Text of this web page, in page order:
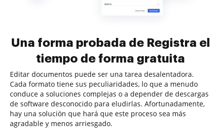
Una forma probada de Registra el
tiempo de forma gratuita
Editar documentos puede ser una tarea desalentadora.
Cada formato tiene sus peculiaridades, lo que a menudo
conduce a soluciones complejas o a depender de descargas
de software desconocido para eludirlas. Afortunadamente,
hay una solución que hará que este proceso sea más
agradable y menos arriesgado.